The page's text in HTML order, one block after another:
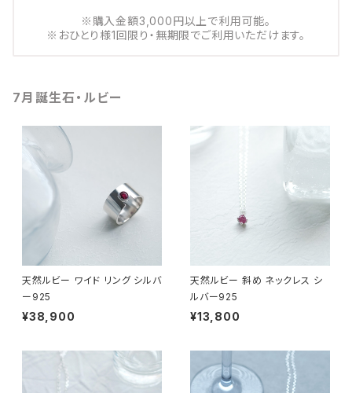
※購入金額3,000円以上で利用可能。
※おひとり様1回限り・無期限でご利用いただけます。
7月誕生石・ルビー
天然ルビー ワイド リング シルバ
ー925
¥38,900
天然ルビー 斜め ネックレス シ
ルバー925
¥13,800